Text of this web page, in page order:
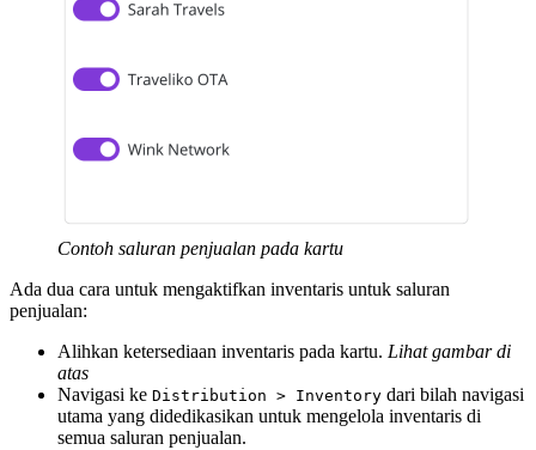
Contoh saluran penjualan pada kartu
Ada dua cara untuk mengaktifkan inventaris untuk saluran
penjualan:
Alihkan ketersediaan inventaris pada kartu. Lihat gambar di
atas
Navigasi ke Distribution > Inventory dari bilah navigasi
utama yang didedikasikan untuk mengelola inventaris di
semua saluran penjualan.